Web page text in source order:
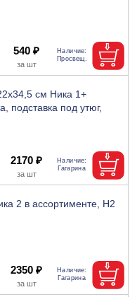
540 ₽
см Ника 1+
подставка под утюг,
2170 ₽
2 в ассортименте, Н2
2350 ₽